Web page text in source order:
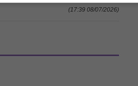
(17:39 08/07/2026)